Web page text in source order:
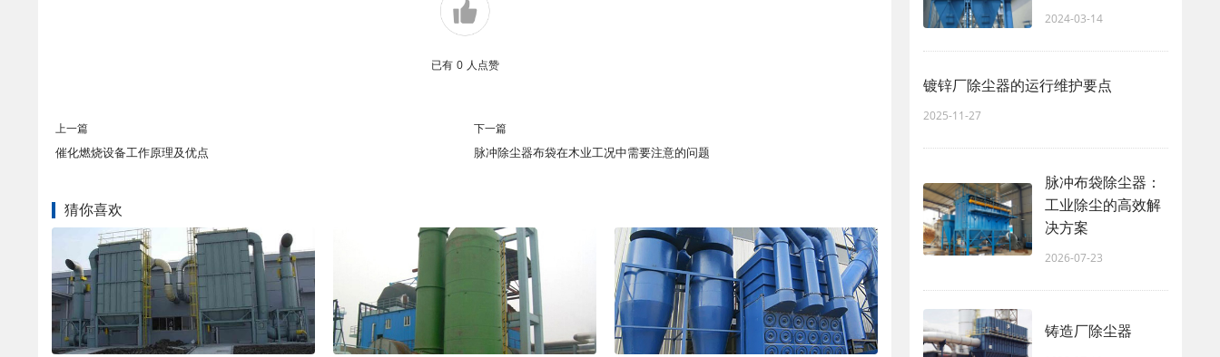
已有 0 人点赞
上一篇
催化燃烧设备工作原理及优点
下一篇
脉冲除尘器布袋在木业工况中需要注意的问题
猜你喜欢
2024-03-14
镀锌厂除尘器的运行维护要点
2025-11-27
脉冲布袋除尘器：
工业除尘的高效解
决方案
2026-07-23
铸造厂除尘器